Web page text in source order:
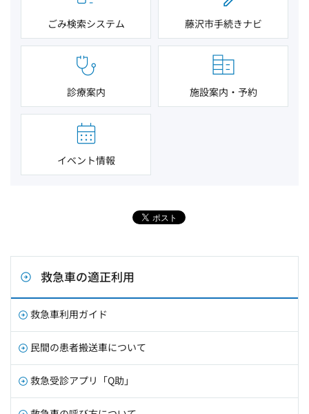
ごみ検索システム 藤沢市手続きナビ
診療案内 施設案内・予約
イベント情報
救急車の適正利用
救急車利用ガイド
民間の患者搬送車について
救急受診アプリ「Q助」